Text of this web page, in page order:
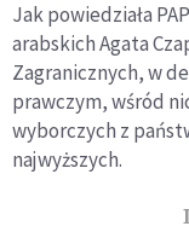
Jak powiedziała
arabskich Agata
Zagranicznych, w
prawczym, wśród
wyborczych z
najwyższych.